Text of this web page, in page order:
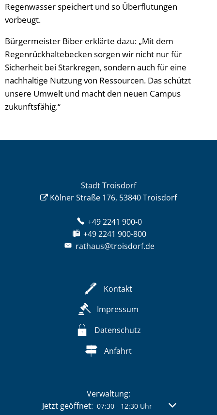
Regenwasser speichert und so Überflutungen
vorbeugt.
Bürgermeister Biber erklärte dazu: „Mit dem
Regenrückhaltebecken sorgen wir nicht nur für
Sicherheit bei Starkregen, sondern auch für eine
nachhaltige Nutzung von Ressourcen. Das schützt
unsere Umwelt und macht den neuen Campus
zukunftsfähig.“
Stadt Troisdorf
Kölner Straße 176, 53840 Troisdorf
+49 2241 900-0
+49 2241 900-800
rathaus@troisdorf.de
Kontakt
Impressum
Datenschutz
Anfahrt
Verwaltung:
Klicken, um weitere Öffnungs- oder
Jetzt geöffnet: 07:30- 12:30Uhr Von 07:30